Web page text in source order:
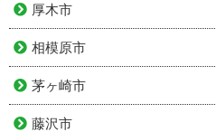
厚木市
相模原市
茅ヶ崎市
藤沢市